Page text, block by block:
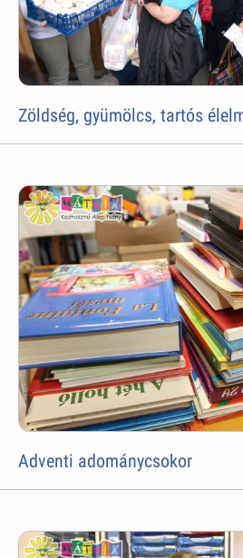
Zöldség, gyümölcs, tartós
Adventi adománycsokor